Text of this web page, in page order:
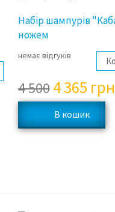
Набір шампурів
ножем
немає відгуків
4 5004 365 грн